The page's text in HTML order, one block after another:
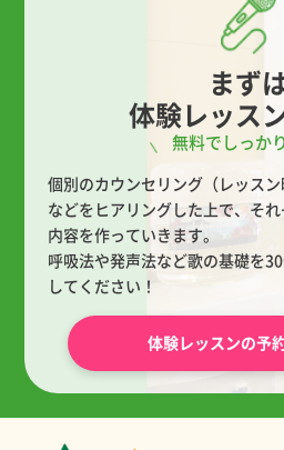
まず
体験レッス
無料でしっか
個別のカウンセリング（レッス
などをヒアリングした上で、 そ
内容を作っていきます。
呼吸法や発声法など歌の基礎を
してください！
体験レッスンの予